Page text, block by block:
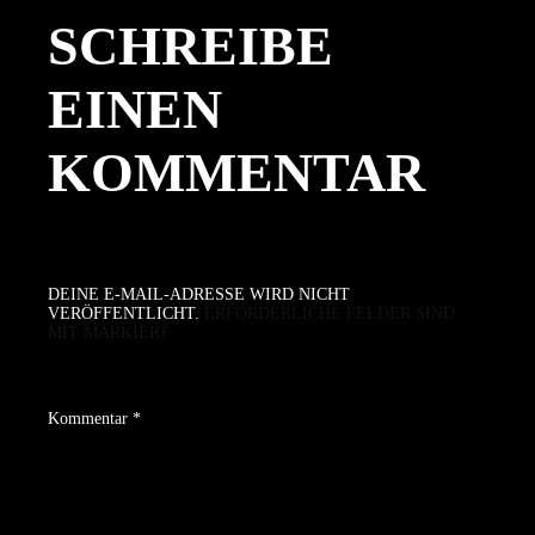
SCHREIBE
EINEN
KOMMENTAR
DEINE E-MAIL-ADRESSE WIRD NICHT
VERÖFFENTLICHT.
Kommentar *